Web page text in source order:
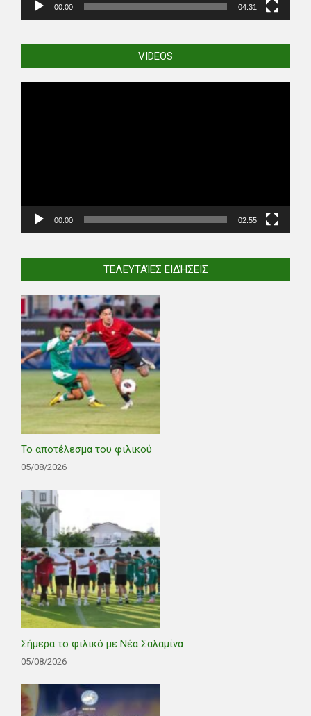
00:00 04:31
VIDEOS
00:00 02:55
ΤΕΛΕΥΤΑΊΕΣ ΕΙΔΉΣΕΙΣ
Το αποτέλεσμα του φιλικού
05/08/2026
Σήμερα το φιλικό με Νέα Σαλαμίνα
05/08/2026